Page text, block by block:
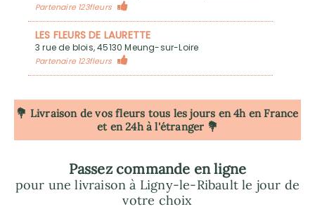
Partenaire 123fleurs
LES FLEURS DE LAURETTE
3 rue de blois, 45130 Meung-sur-Loire
Partenaire 123fleurs
💐 Livraison de vos fleurs tous les jours en 4h en France
et en 24h à l'étranger 💐
Passez commande en ligne
pour une livraison à Ligny-le-Ribault le jour de
votre choix